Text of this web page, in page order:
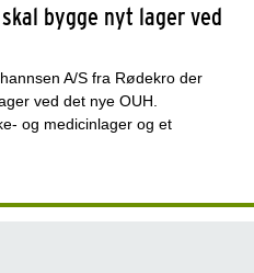
bygge nyt lager ved
A/S fra Rødekro der
ved det nye OUH.
og medicinlager og et